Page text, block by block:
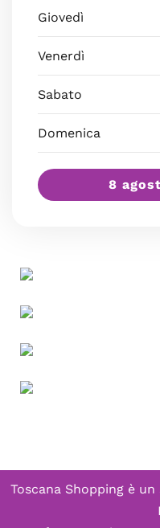
Giovedì
Venerdì
Sabato
Domenica
8
Toscana Shopping è un